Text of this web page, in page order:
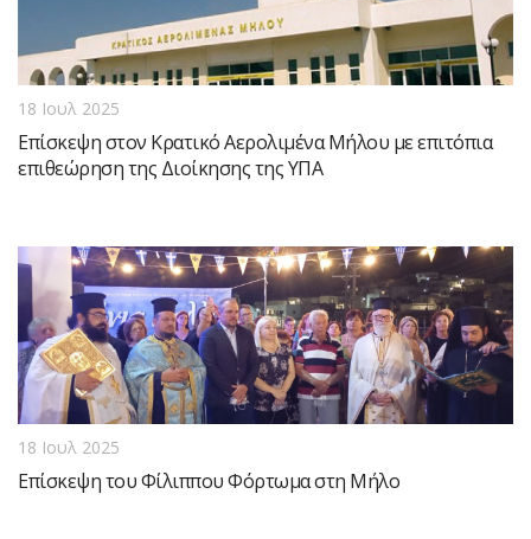
18 Ιουλ 2025
Επίσκεψη στον Κρατικό Αερολιμένα Μήλου με επιτόπια
επιθεώρηση της Διοίκησης της ΥΠΑ
18 Ιουλ 2025
Επίσκεψη του Φίλιππου Φόρτωμα στη Μήλο